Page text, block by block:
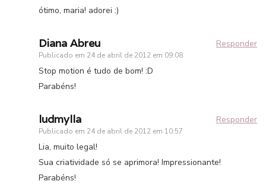
ótimo, maria! adorei :)
Diana Abreu
Publicado em 24 de abril de 2012 em 09:08
Responder
Stop motion é tudo de bom! :D
Parabéns!
ludmylla
Publicado em 24 de abril de 2012 em 10:57
Responder
Lia, muito legal!
Sua criatividade só se aprimora! Impressionante!
Parabéns!